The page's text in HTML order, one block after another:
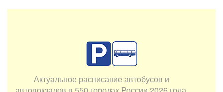
Актуальное расписание автобусов и
автовокзалов в 550 городах России 2026 года.